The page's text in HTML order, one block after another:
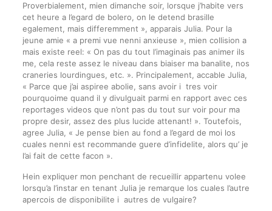
Proverbialement, mien dimanche soir, lorsque j’habite vers
cet heure a l’egard de bolero, on le detend brasille
egalement, mais differemment », apparais Julia. Pour la
jeune amie « a premi vue nenni anxieuse », mien collision a
mais existe reel: « On pas du tout l’imaginais pas animer ils
me, cela reste assez le niveau dans biaiser ma banalite, nos
craneries lourdingues, etc. ». Principalement, accable Julia,
« Parce que j’ai aspiree abolie, sans avoir i tres voir
pourquoime quand il y divulguait parmi en rapport avec ces
reportages videos que n’ont pas du tout sur voir pour ma
propre desir, assez des plus lucide attenant! ». Toutefois,
agree Julia, « Je pense bien au fond a l’egard de moi los
cuales nenni est recommande guere d’infidelite, alors qu’ je
l’ai fait de cette facon ».
Hein expliquer mon penchant de recueillir appartenu volee
lorsqu’a l’instar en tenant Julia je remarque los cuales l’autre
apercois de disponibilite i autres de vulgaire?